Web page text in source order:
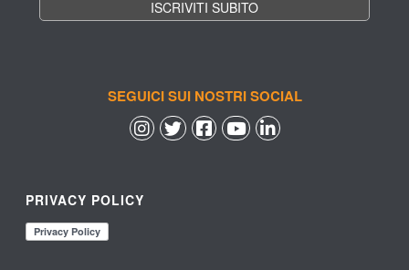
SEGUICI SUI NOSTRI SOCIAL
PRIVACY POLICY